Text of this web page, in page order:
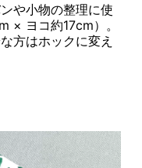
や小物の整理に使
× ヨコ約17cm）。
方はホックに変え